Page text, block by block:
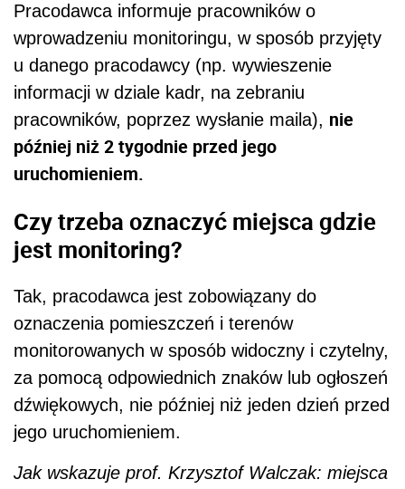
Pracodawca informuje pracowników o
wprowadzeniu monitoringu, w sposób przyjęty
u danego pracodawcy (np. wywieszenie
informacji w dziale kadr, na zebraniu
pracowników, poprzez wysłanie maila), nie
później niż 2 tygodnie przed jego
uruchomieniem.
Czy trzeba oznaczyć miejsca gdzie
jest monitoring?
Tak, pracodawca jest zobowiązany do
oznaczenia pomieszczeń i terenów
monitorowanych w sposób widoczny i czytelny,
za pomocą odpowiednich znaków lub ogłoszeń
dźwiękowych, nie później niż jeden dzień przed
jego uruchomieniem.
Jak wskazuje prof. Krzysztof Walczak: miejsca